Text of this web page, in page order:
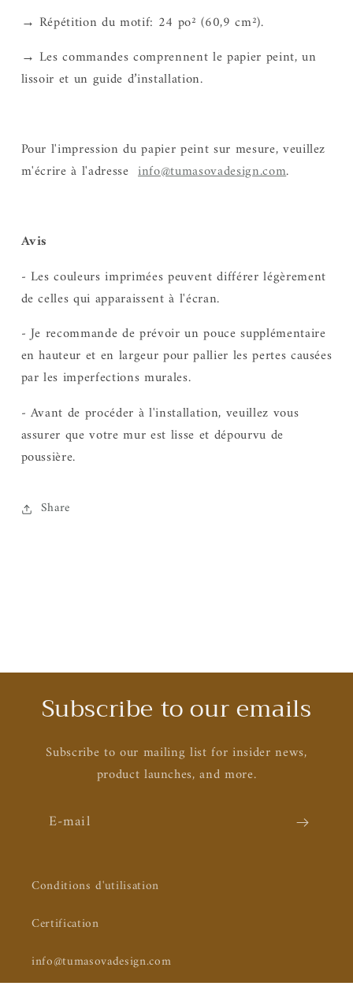
→ Répétition du motif: 24 po² (60,9 cm²).
→ Les commandes comprennent le papier peint, un
lissoir et un guide d’installation.
Pour l'impression du papier peint sur mesure, veuillez
m'écrire à l'adresseinfo@tumasovadesign.com.
Avis
- Les couleurs imprimées peuvent différer légèrement
de celles qui apparaissent à l'écran.
- Je recommande de prévoir un pouce supplémentaire
en hauteur et en largeur pour pallier les pertes causées
par les imperfections murales.
- Avant de procéder à l'installation, veuillez vous
assurer que votre mur est lisse et dépourvu de
poussière.
Share
Subscribe to our emails
Subscribe to our mailing list for insider news,
product launches, and more.
E-mail
Conditions d'utilisation
Certification
info@tumasovadesign.com